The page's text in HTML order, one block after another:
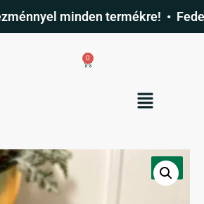
minden termékre! • Fedezd
0
Akció!